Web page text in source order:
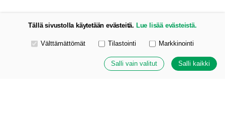
Tällä sivustolla käytetään evästeitä. Lue lisää evästeistä.
Valitse käytettävät evästeet
Välttämättömät Tilastointi Markkinointi
Salli vain valitut Salli kaikki